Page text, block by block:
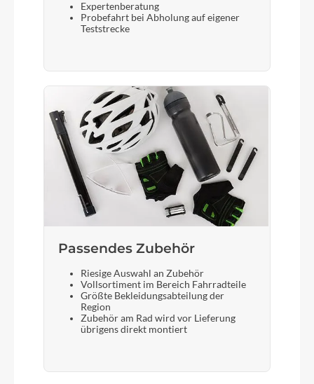
Expertenberatung
Probefahrt bei Abholung auf eigener
Teststrecke
Passendes Zubehör
Riesige Auswahl an Zubehör
Vollsortiment im Bereich Fahrradteile
Größte Bekleidungsabteilung der
Region
Zubehör am Rad wird vor Lieferung
übrigens direkt montiert